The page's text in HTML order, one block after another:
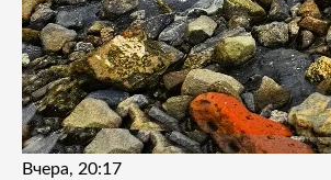
Вчера, 20:17